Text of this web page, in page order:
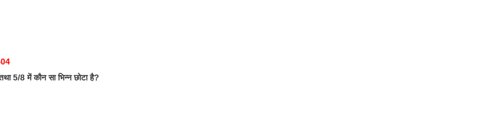
5/8 में कौन सा भिन्न छोटा है?